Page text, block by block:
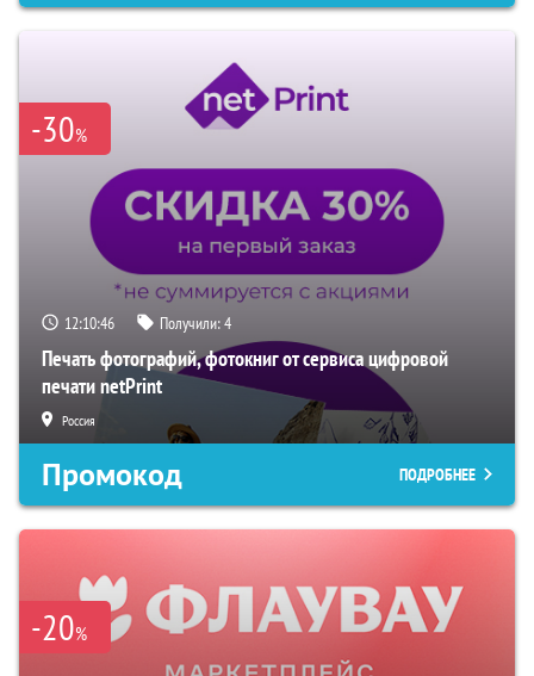
-30%
12:10:45 Получили:4
Печать фотографий, фотокниг от сервиса цифровой
печати netPrint
Россия
Промокод ПОДРОБНЕЕ
-20%